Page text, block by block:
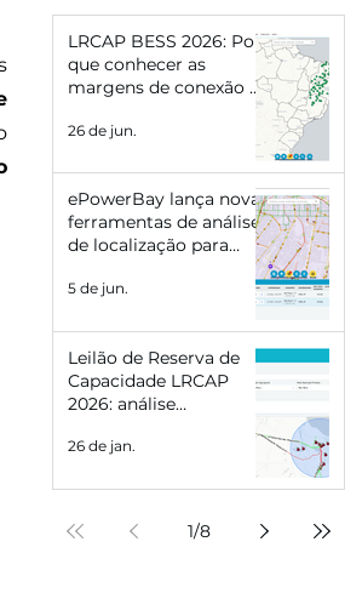
LRCAP BESS 2026: Por
que conhecer as
margens de conexão de
definir o sucesso do
26 de jun.
ePowerBay lança novas
ferramentas de análise
de localização para
Eletropostos e Geração
Distribuída
5 de jun.
Leilão de Reserva de
Capacidade LRCAP
2026: análise
preparar com
mercado
26 de jan.
1/8